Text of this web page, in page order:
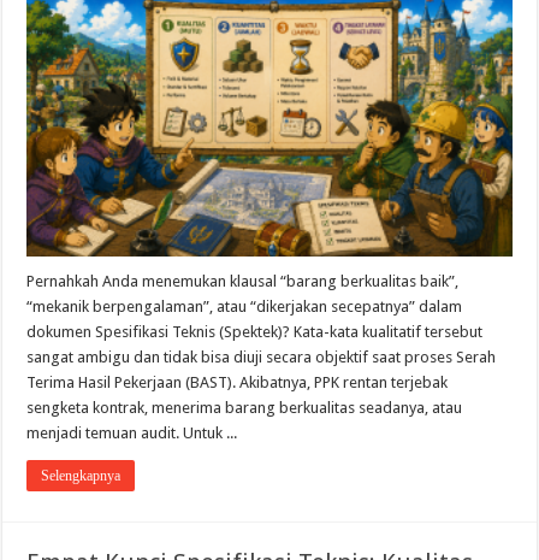
Pernahkah Anda menemukan klausal “barang berkualitas baik”,
“mekanik berpengalaman”, atau “dikerjakan secepatnya” dalam
dokumen Spesifikasi Teknis (Spektek)? ​Kata-kata kualitatif tersebut
sangat ambigu dan tidak bisa diuji secara objektif saat proses Serah
Terima Hasil Pekerjaan (BAST). Akibatnya, PPK rentan terjebak
sengketa kontrak, menerima barang berkualitas seadanya, atau
menjadi temuan audit. ​Untuk ...
Selengkapnya